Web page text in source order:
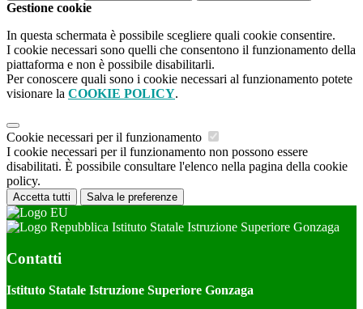
Gestione cookie
In questa schermata è possibile scegliere quali cookie consentire.
I cookie necessari sono quelli che consentono il funzionamento della
piattaforma e non è possibile disabilitarli.
Per conoscere quali sono i cookie necessari al funzionamento potete
visionare la COOKIE POLICY.
Cookie necessari per il funzionamento
I cookie necessari per il funzionamento non possono essere
disabilitati. È possibile consultare l'elenco nella pagina della cookie
policy.
Accetta tutti Salva le preferenze
Istituto Statale Istruzione Superiore Gonzaga
Contatti
Istituto Statale Istruzione Superiore Gonzaga